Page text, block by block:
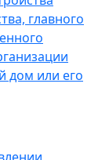
главного
дом или его